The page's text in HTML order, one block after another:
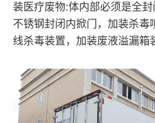
装医疗废物:体内部必须是全
不锈钢封闭内掀门，加装杀毒
线杀毒装置，加装废液溢漏箱